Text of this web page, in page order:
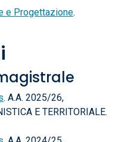
e Progettazione.
. A.A. 2025/26,
E TERRITORIALE.